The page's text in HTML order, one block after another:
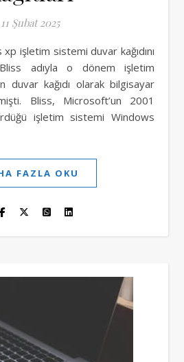
11 Şubat 2025
adıyla o dönem işletim
duvar kağıdı olarak bilgisayar
Bliss, Microsoft’un 2001
işletim sistemi Windows
FAZLA OKU